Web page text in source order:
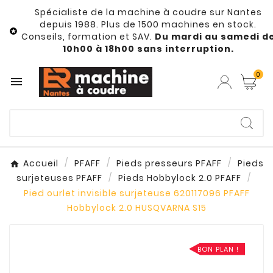

Spécialiste de la machine à coudre sur Nantes
depuis 1988. Plus de 1500 machines en stock.
Conseils, formation et SAV. Du mardi au samedi
10h00 à 18h00 sans interruption.
 0
Accueil PFAFF Pieds presseurs PFAFF
Pieds
surjeteuses PFAFF
Pieds Hobbylock 2.0 PFAFF
Pied ourlet invisible surjeteuse 620117096 PFAFF
Hobbylock 2.0 HUSQVARNA S15
BON PLAN !